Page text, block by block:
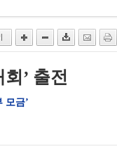
’ 출전
모금’